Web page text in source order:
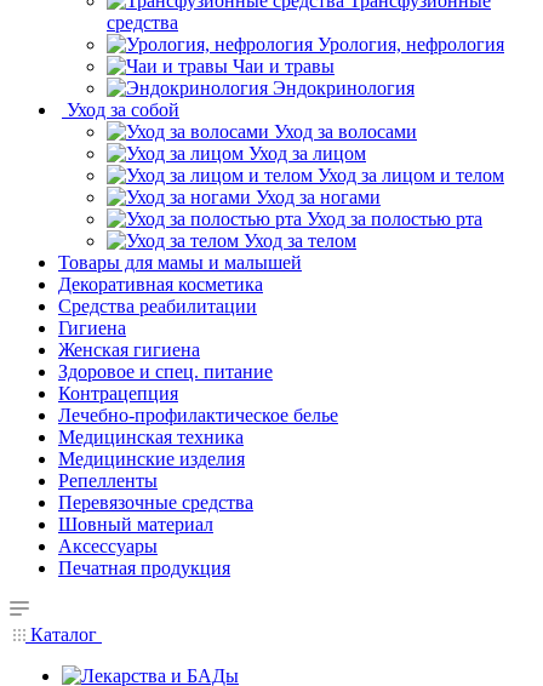
средства
Урология, нефрология
Чаи и травы
Эндокринология
Уход за собой
Уход за волосами
Уход за лицом
Уход за лицом и телом
Уход за ногами
Уход за полостью рта
Уход за телом
Товары для мамы и малышей
Декоративная косметика
Средства реабилитации
Гигиена
Женская гигиена
Здоровое и спец. питание
Контрацепция
Лечебно-профилактическое белье
Медицинская техника
Медицинские изделия
Репелленты
Перевязочные средства
Шовный материал
Аксессуары
Печатная продукция
Каталог